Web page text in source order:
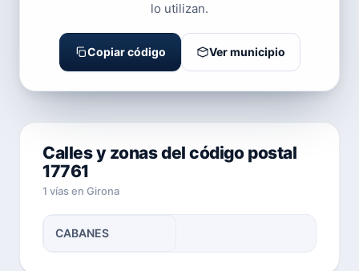
lo utilizan.
Copiar código Ver municipio
Calles y zonas del código postal
17761
1 vías en Girona
CABANES